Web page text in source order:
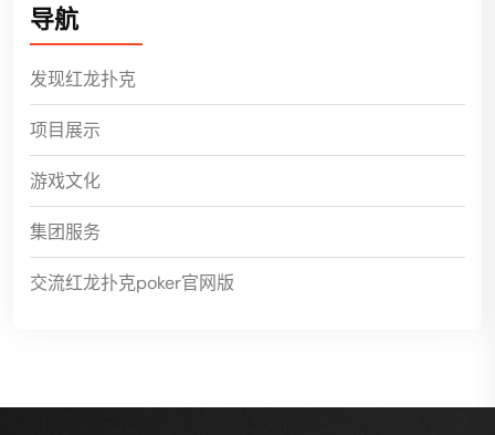
导航
发现红龙扑克
项目展示
游戏文化
集团服务
交流红龙扑克poker官网版